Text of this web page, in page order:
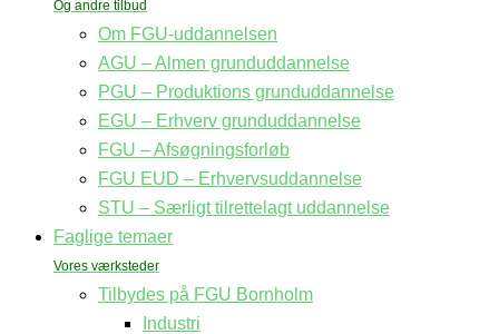
Om FGU-uddannelsen
AGU – Almen grunduddannelse
PGU – Produktions grunduddannelse
EGU – Erhverv grunduddannelse
FGU – Afsøgningsforløb
FGU EUD – Erhvervsuddannelse
STU – Særligt tilrettelagt uddannelse
Faglige temaer
Tilbydes på FGU Bornholm
Industri